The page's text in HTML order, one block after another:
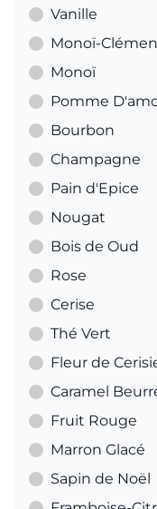
Vanille
Monoï-
Monoï
Pomme
Bourbon
Champagne
Pain d'Epice
Nougat
Bois de Oud
Rose
Cerise
Thé Vert
Fleur de
Caramel
Fruit Rouge
Marron Glacé
Sapin de Noël